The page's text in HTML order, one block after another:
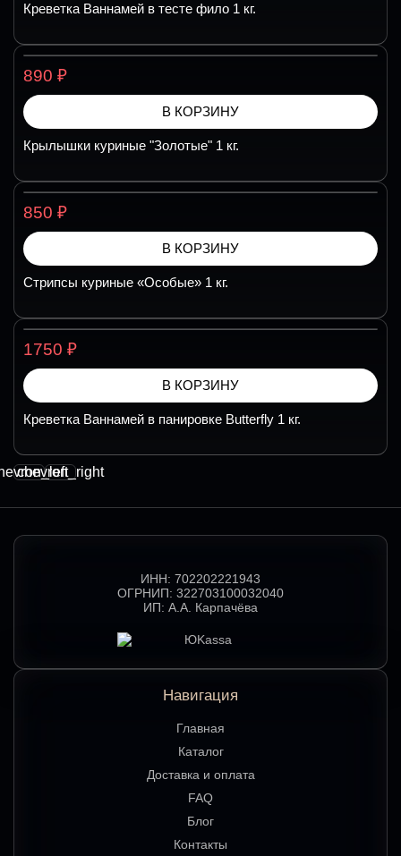
Креветка Ваннамей в тесте фило 1 кг.
890 ₽
В КОРЗИНУ
Крылышки куриные "Золотые" 1 кг.
850 ₽
В КОРЗИНУ
Стрипсы куриные «Особые» 1 кг.
1750 ₽
В КОРЗИНУ
Креветка Ваннамей в панировке Butterfly 1 кг.
chevron_right
ИНН: 702202221943
ОГРНИП: 322703100032040
ИП: А.А. Карпачёва
Навигация
Главная
Каталог
Доставка и оплата
FAQ
Блог
Контакты